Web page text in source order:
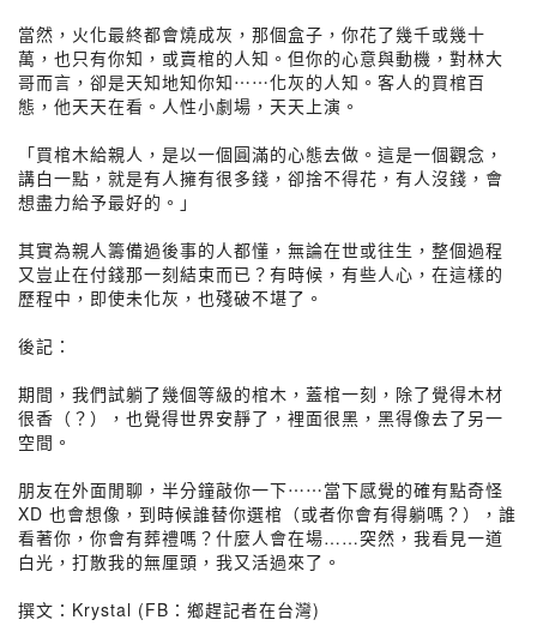
當然，火化最終都會燒成灰，那個盒子，你花了幾千或幾十
萬，也只有你知，或賣棺的人知。但你的心意與動機，對林大
哥而言，卻是天知地知你知⋯⋯化灰的人知。客人的買棺百
態，他天天在看。人性小劇場，天天上演。
「買棺木給親人，是以一個圓滿的心態去做。這是一個觀念，
講白一點，就是有人擁有很多錢，卻捨不得花，有人沒錢，會
想盡力給予最好的。」
其實為親人籌備過後事的人都懂，無論在世或往生，整個過程
又豈止在付錢那一刻結束而已？有時候，有些人心，在這樣的
歷程中，即使未化灰，也殘破不堪了。
後記：
期間，我們試躺了幾個等級的棺木，蓋棺一刻，除了覺得木材
很香（？），也覺得世界安靜了，裡面很黑，黑得像去了另一
空間。
朋友在外面閒聊，半分鐘敲你一下⋯⋯當下感覺的確有點奇怪
XD 也會想像，到時候誰替你選棺（或者你會有得躺嗎？），誰
看著你，你會有葬禮嗎？什麼人會在場……突然，我看見一道
白光，打散我的無厘頭，我又活過來了。
撰文：Krystal (FB：鄉趕記者在台灣)